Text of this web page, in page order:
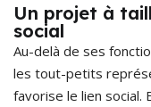
Un projet à
social
Au-delà de ses
les tout-petits
favorise le lien